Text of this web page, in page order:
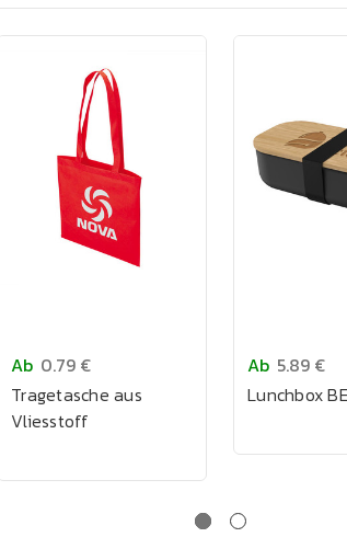
Ab 0.79 €
Tragetasche aus
Vliesstoff
Ab 5.89 €
Lunchbox